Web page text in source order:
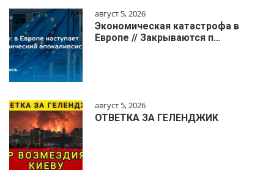
август 5, 2026
Экономическая катастрофа в
Европе // Закрываются п…
август 5, 2026
ОТВЕТКА ЗА ГЕЛЕНДЖИК